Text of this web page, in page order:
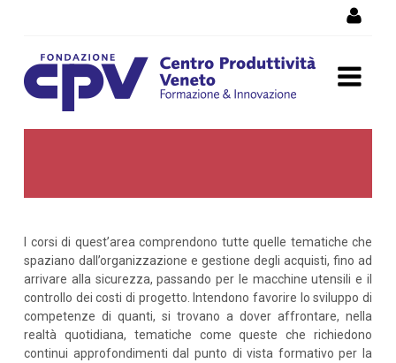
I corsi di quest’area comprendono tutte quelle tematiche che
spaziano dall’organizzazione e gestione degli acquisti, fino ad
arrivare alla sicurezza, passando per le macchine utensili e il
controllo dei costi di progetto. Intendono favorire lo sviluppo di
competenze di quanti, si trovano a dover affrontare, nella
realtà quotidiana, tematiche come queste che richiedono
continui approfondimenti dal punto di vista formativo per la